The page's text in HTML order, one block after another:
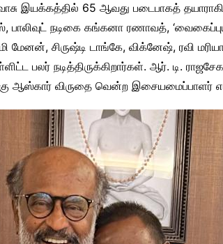
இயக்கத்தில் 65 ஆவது படைபாகத் தயாராகி
பாலிவுட் நடிகை கங்கனா ரணாவத்,
மேனன், சிருஷ்டி டாங்கே, விக்னேஷ், ரவி
பலர் நடித்திருக்கிறார்கள். ஆர். டி.
ஆஸ்கார் விருதை வென்ற இசையமைப்பாளர்